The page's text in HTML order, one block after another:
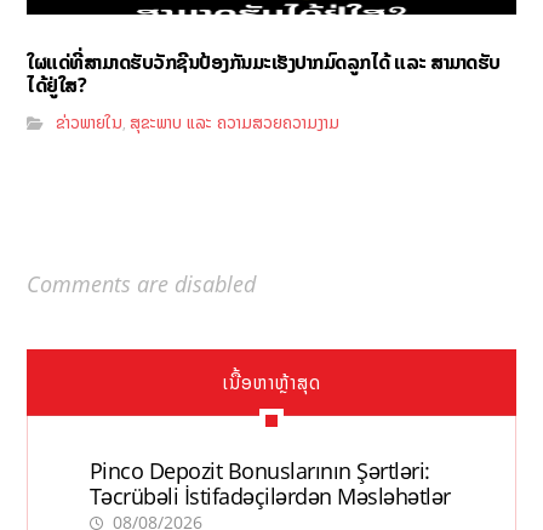
ໃຜແດ່ທີ່ສາມາດຮັບວັກຊີນປ້ອງກັນມະເຮັງປາກມົດລູກໄດ້ ແລະ ສາມາດຮັບ
ໄດ້ຢູ່ໃສ?
ຂ່າວພາຍໃນ,ສຸຂະພາບ ແລະ ຄວາມສວຍຄວາມງາມ
Comments are disabled
ເນື້ອຫາຫຼ້າສຸດ
Pinco Depozit Bonuslarının Şərtləri:
Təcrübəli İstifadəçilərdən Məsləhətlər
08/08/2026